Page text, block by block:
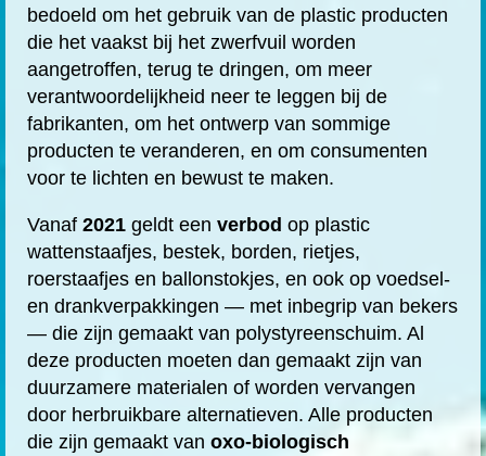
bedoeld om het gebruik van de plastic producten
die het vaakst bij het zwerfvuil worden
aangetroffen, terug te dringen, om meer
verantwoordelijkheid neer te leggen bij de
fabrikanten, om het ontwerp van sommige
producten te veranderen, en om consumenten
voor te lichten en bewust te maken.
Vanaf 2021 geldt een verbod op plastic
wattenstaafjes, bestek, borden, rietjes,
roerstaafjes en ballonstokjes, en ook op voedsel-
en drankverpakkingen — met inbegrip van bekers
— die zijn gemaakt van polystyreenschuim. Al
deze producten moeten dan gemaakt zijn van
duurzamere materialen of worden vervangen
door herbruikbare alternatieven. Alle producten
die zijn gemaakt van oxo-biologisch